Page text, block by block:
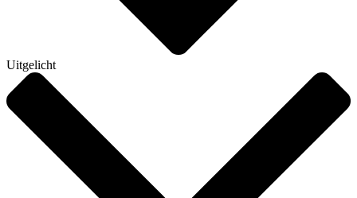
Uitgelicht